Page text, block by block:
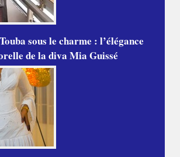
sous le charme : l’élégance
de la diva Mia Guissé